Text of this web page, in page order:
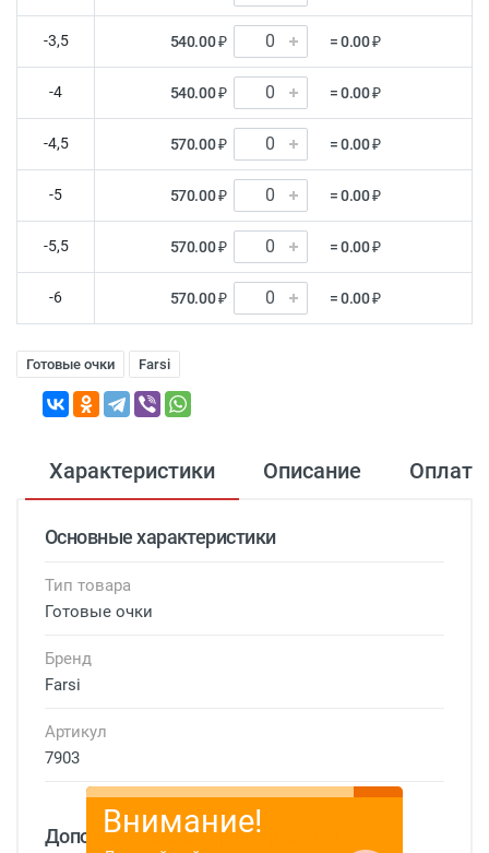
-3,5 540.00 ₽ = 0.00 ₽
-4 540.00 ₽ = 0.00 ₽
-4,5 570.00 ₽ = 0.00 ₽
-5 570.00 ₽ = 0.00 ₽
-5,5 570.00 ₽ = 0.00 ₽
-6 570.00 ₽ = 0.00 ₽
Готовые очки Farsi
Характеристики Описание Оплата
Основные характеристики
Тип товара
Готовые очки
Бренд
Farsi
Артикул
7903
Дополнительные характеристики
Внимание!